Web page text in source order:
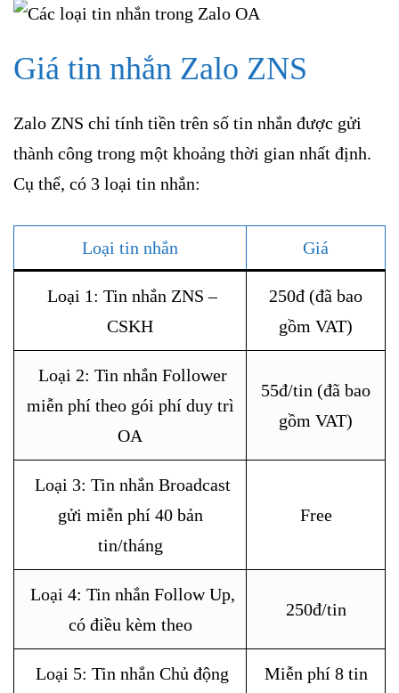
Giá tin nhắn Zalo ZNS
Zalo ZNS chỉ tính tiền trên số tin nhắn được gửi
thành công trong một khoảng thời gian nhất định.
Cụ thể, có 3 loại tin nhắn:
Loại tin nhắn Giá
Loại 1: Tin nhắn ZNS –
CSKH
250đ (đã bao
gồm VAT)
Loại 2: Tin nhắn Follower
miễn phí theo gói phí duy trì
OA
55đ/tin (đã bao
gồm VAT)
Loại 3: Tin nhắn Broadcast
gửi miễn phí 40 bản
tin/tháng
Free
Loại 4: Tin nhắn Follow Up,
có điều kèm theo
250đ/tin
Loại 5: Tin nhắn Chủ động
Miễn phí 8 tin